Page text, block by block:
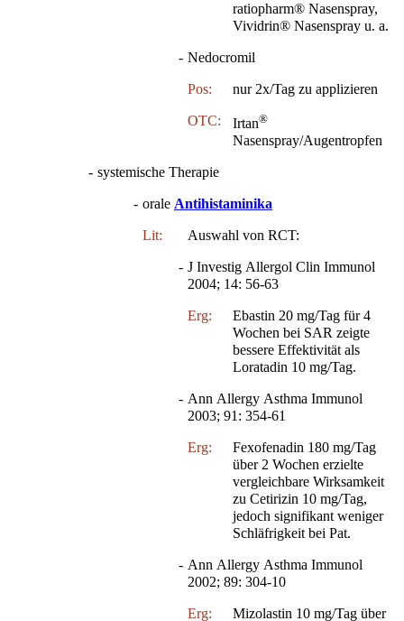
ratiopharm® Nasenspray,
Vividrin® Nasenspray u. a.
- Nedocromil
Pos: nur 2x/Tag zu applizieren
OTC: Irtan®
Nasenspray/Augentropfen
- systemische Therapie
- orale Antihistaminika
Lit: Auswahl von RCT:
- J Investig Allergol Clin Immunol
2004; 14: 56-63
Erg:
Ebastin 20 mg/Tag für 4
Wochen bei SAR zeigte
bessere Effektivität als
Loratadin 10 mg/Tag.
- Ann Allergy Asthma Immunol
2003; 91: 354-61
Erg:
Fexofenadin 180 mg/Tag
über 2 Wochen erzielte
vergleichbare Wirksamkeit
zu Cetirizin 10 mg/Tag,
jedoch signifikant weniger
Schläfrigkeit bei Pat.
- Ann Allergy Asthma Immunol
2002; 89: 304-10
Erg: Mizolastin 10 mg/Tag über